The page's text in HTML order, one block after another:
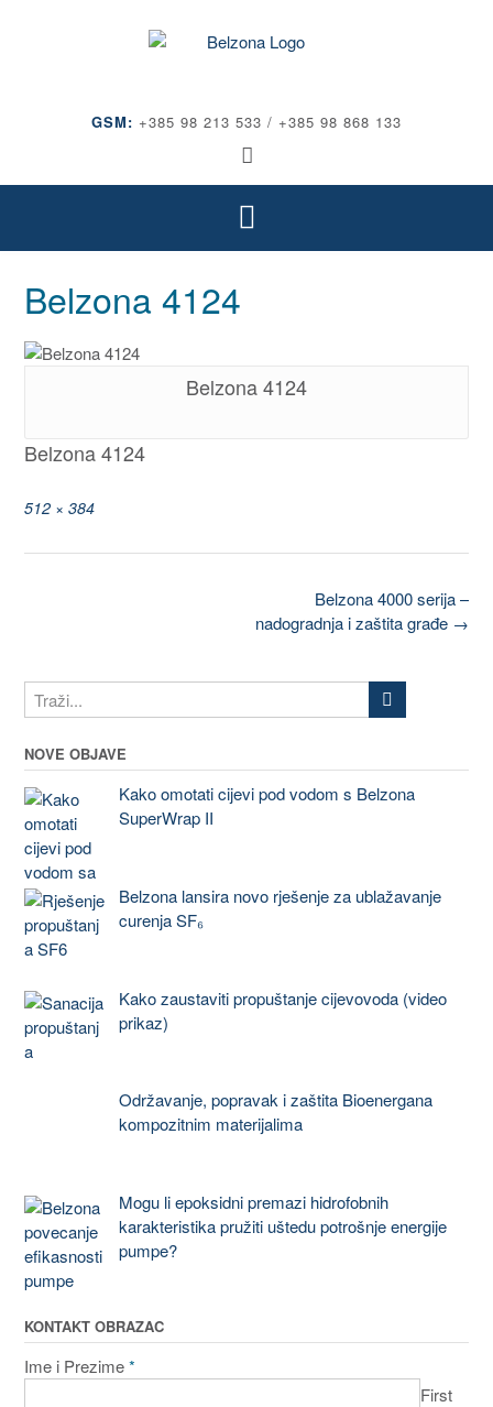
GSM: +385 98 213 533 / +385 98 868 133
Belzona 4124
Belzona 4124
Belzona 4124
512 × 384
Belzona 4000 serija –
nadogradnja i zaštita građe →
NOVE OBJAVE
Kako omotati cijevi pod vodom s Belzona
SuperWrap II
Belzona lansira novo rješenje za ublažavanje
curenja SF₆
Kako zaustaviti propuštanje cijevovoda (video
prikaz)
Održavanje, popravak i zaštita Bioenergana
kompozitnim materijalima
Mogu li epoksidni premazi hidrofobnih
karakteristika pružiti uštedu potrošnje energije
pumpe?
KONTAKT OBRAZAC
Ime i Prezime*
First